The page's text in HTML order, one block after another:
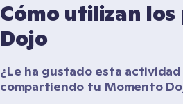
Cómo utilizan
Dojo
¿Le ha gustado esta
compartiendo tu Momento